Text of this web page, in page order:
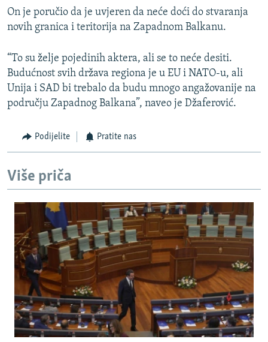
On je poručio da je uvjeren da neće doći do stvaranja
novih granica i teritorija na Zapadnom Balkanu.
“To su želje pojedinih aktera, ali se to neće desiti.
Budućnost svih država regiona je u EU i NATO-u, ali
Unija i SAD bi trebalo da budu mnogo angažovanije na
području Zapadnog Balkana”, naveo je Džaferović.
Podijelite Pratite nas
Više priča